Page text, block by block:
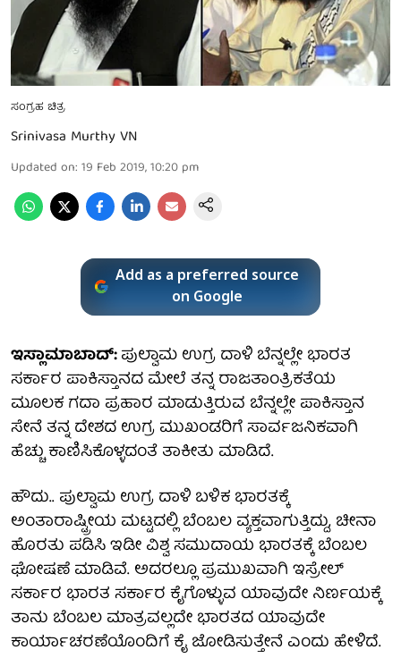
ಸಂಗ್ರಹ ಚಿತ್ರ
Srinivasa Murthy VN
Updated on: 19 Feb 2019, 10:20 pm
Add as a preferred source
on Google
ಇಸ್ಲಾಮಾಬಾದ್:ಪುಲ್ವಾಮ ಉಗ್ರ ದಾಳಿ ಬೆನ್ನಲ್ಲೇ ಭಾರತ
ಸರ್ಕಾರ ಪಾಕಿಸ್ತಾನದ ಮೇಲೆ ತನ್ನ ರಾಜತಾಂತ್ರಿಕತೆಯ
ಮೂಲಕ ಗದಾ ಪ್ರಹಾರ ಮಾಡುತ್ತಿರುವ ಬೆನ್ನಲ್ಲೇ ಪಾಕಿಸ್ತಾನ
ಸೇನೆ ತನ್ನ ದೇಶದ ಉಗ್ರ ಮುಖಂಡರಿಗೆ ಸಾರ್ವಜನಿಕವಾಗಿ
ಹೆಚ್ಚು ಕಾಣಿಸಿಕೊಳ್ಳದಂತೆ ತಾಕೀತು ಮಾಡಿದೆ.
ಹೌದು.. ಪುಲ್ವಾಮ ಉಗ್ರ ದಾಳಿ ಬಳಿಕ ಭಾರತಕ್ಕೆ
ಅಂತಾರಾಷ್ಟ್ರೀಯ ಮಟ್ಟದಲ್ಲಿ ಬೆಂಬಲ ವ್ಯಕ್ತವಾಗುತ್ತಿದ್ದು, ಚೀನಾ
ಹೊರತು ಪಡಿಸಿ ಇಡೀ ವಿಶ್ವ ಸಮುದಾಯ ಭಾರತಕ್ಕೆ ಬೆಂಬಲ
ಘೋಷಣೆ ಮಾಡಿವೆ. ಅದರಲ್ಲೂ ಪ್ರಮುಖವಾಗಿ ಇಸ್ರೇಲ್
ಸರ್ಕಾರ ಭಾರತ ಸರ್ಕಾರ ಕೈಗೊಳ್ಳುವ ಯಾವುದೇ ನಿರ್ಣಯಕ್ಕೆ
ತಾನು ಬೆಂಬಲ ಮಾತ್ರವಲ್ಲದೇ ಭಾರತದ ಯಾವುದೇ
ಕಾರ್ಯಾಚರಣೆಯೊಂದಿಗೆ ಕೈ ಜೋಡಿಸುತ್ತೇನೆ ಎಂದು ಹೇಳಿದೆ.